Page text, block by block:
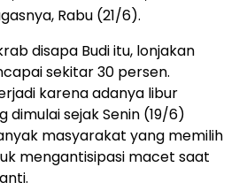
Rabu (21/6).
disapa Budi itu, lonjakan
sekitar 30 persen.
karena adanya libur
dimulai sejak Senin (19/6)
masyarakat yang memilih
mengantisipasi macet saat